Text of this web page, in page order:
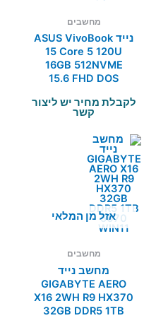
מחשבים
נייד ASUS VivoBook
15 Core 5 120U
16GB 512NVME
15.6 FHD DOS
לקבלת מחיר יש ליצור
קשר
אזל מן המלאי
מחשבים
מחשב נייד
GIGABYTE AERO
X16 2WH R9 HX370
32GB DDR5 1TB